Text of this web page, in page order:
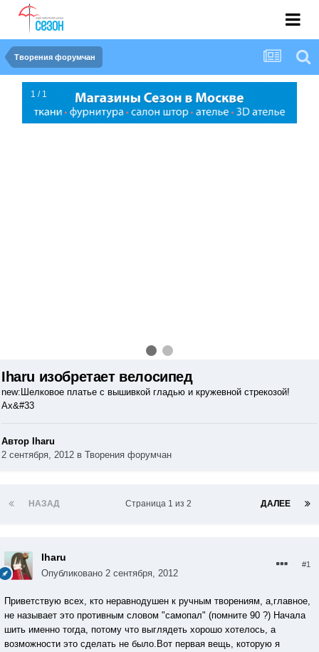
Творения форумчан
1 / 1
Iharu изобретает велосипед
new:Шелковое платье с вышивкой гладью и кружевной стрекозой!
Ах&#33
Автор Iharu
2 сентября, 2012 в Творения форумчан
НАЗАД ДАЛЕЕ
Страница 1 из 2
Iharu
Опубликовано 2 сентября, 2012
#1
Приветствую всех, кто неравнодушен к ручным творениям, а,главное,
не называет это противным словом "самопал" (помните 90 ?) Начала
шить именно тогда, потому что выглядеть хорошо хотелось, а
возможности это сделать не было.Вот первая вещь, которую я